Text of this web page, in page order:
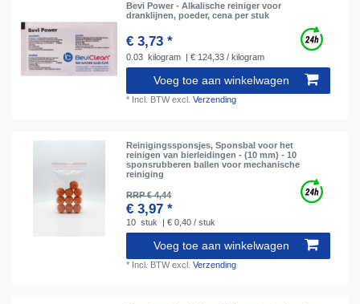
Bevi Power - Alkalische reiniger voor
dranklijnen, poeder, сena per stuk
€ 3,73 *
0.03 kilogram | € 124,33 / kilogram
Voeg toe aan winkelwagen
* Incl. BTWexcl.Verzending
Reinigingssponsjes, Sponsbal voor het
reinigen van bierleidingen - (10 mm) - 10
sponsrubberen ballen voor mechanische
reiniging
RRP € 4,44
€ 3,97 *
10 stuk | € 0,40 / stuk
Voeg toe aan winkelwagen
* Incl. BTWexcl.Verzending